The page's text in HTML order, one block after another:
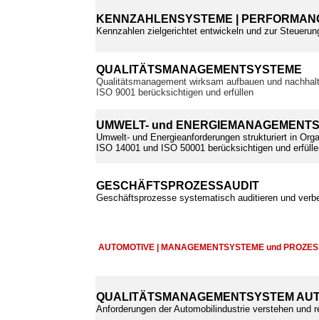
KENNZAHLENSYSTEME |
Kennzahlen zielgerichtet entwickeln und zur
QUALITÄTSMANAGEMENTSYSTEME
Qualitätsmanagement wirksam aufbauen und
ISO 9001 berücksichtigen und erfüllen
UMWELT- und
Umwelt- und Energieanforderungen strukturiert in
ISO 14001 und ISO 50001 berücksichtigen und
GESCHÄFTSPROZESSAUDIT
Geschäftsprozesse systematisch auditieren und
AUTOMOTIVE | MANAGEMENTSYSTEME und
QUALITÄTSMANAGEMENTSYSTEM
Anforderungen der Automobilindustrie verstehen und